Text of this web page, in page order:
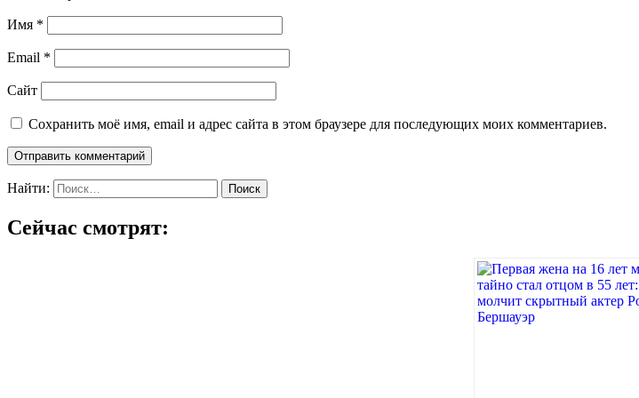
Имя *
Email *
Сайт
Сохранить моё имя, email и адрес сайта в этом браузере для последующих моих комментариев.
Найти:
Сейчас смотрят: